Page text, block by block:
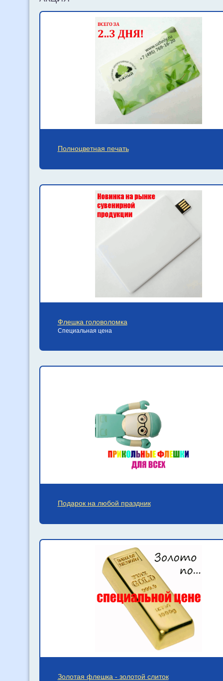
Полноцветная печать
Флешка головоломка
Специальная цена
Подарок на любой праздник
Золотая флешка - золотой слиток